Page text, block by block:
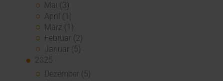
Mai (3)
April (1)
März (1)
Februar (2)
Januar (5)
2025
Dezember (5)